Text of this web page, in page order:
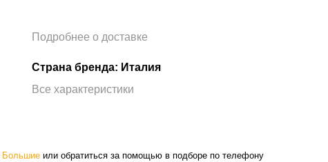
Подробнее о доставке
Страна бренда: Италия
Все характеристики
Большие или обратиться за помощью в подборе по телефону